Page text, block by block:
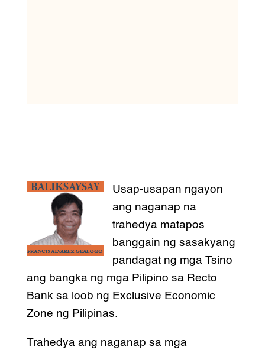
Usap-usapan ngayon
ang naganap na
trahedya matapos
banggain ng sasakyang
pandagat ng mga Tsino
ang bangka ng mga Pilipino sa Recto
Bank sa loob ng Exclusive Economic
Zone ng Pilipinas.
Trahedya ang naganap sa mga